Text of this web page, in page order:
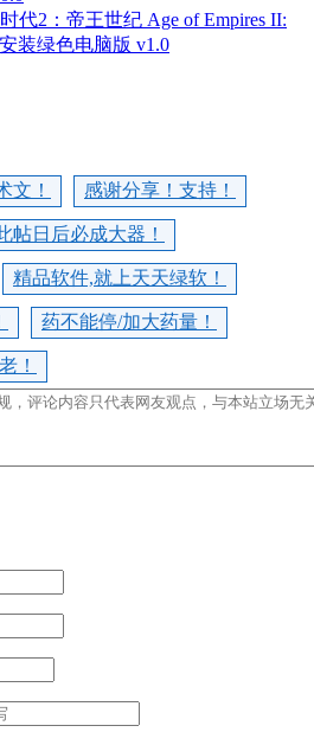
代2：帝王世纪 Age of Empires II:
装绿色电脑版 v1.0
文！ 感谢分享！支持！
帖日后必成大器！
精品软件,就上天天绿软！
药不能停/加大药量！
！